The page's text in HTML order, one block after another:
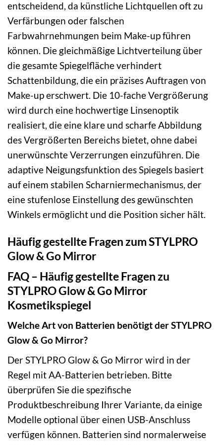
entscheidend, da künstliche Lichtquellen oft zu
Verfärbungen oder falschen
Farbwahrnehmungen beim Make-up führen
können. Die gleichmäßige Lichtverteilung über
die gesamte Spiegelfläche verhindert
Schattenbildung, die ein präzises Auftragen von
Make-up erschwert. Die 10-fache Vergrößerung
wird durch eine hochwertige Linsenoptik
realisiert, die eine klare und scharfe Abbildung
des Vergrößerten Bereichs bietet, ohne dabei
unerwünschte Verzerrungen einzuführen. Die
adaptive Neigungsfunktion des Spiegels basiert
auf einem stabilen Scharniermechanismus, der
eine stufenlose Einstellung des gewünschten
Winkels ermöglicht und die Position sicher hält.
Häufig gestellte Fragen zum STYLPRO
Glow & Go Mirror
FAQ – Häufig gestellte Fragen zu
STYLPRO Glow & Go Mirror
Kosmetikspiegel
Welche Art von Batterien benötigt der STYLPRO
Glow & Go Mirror?
Der STYLPRO Glow & Go Mirror wird in der
Regel mit AA-Batterien betrieben. Bitte
überprüfen Sie die spezifische
Produktbeschreibung Ihrer Variante, da einige
Modelle optional über einen USB-Anschluss
verfügen können. Batterien sind normalerweise